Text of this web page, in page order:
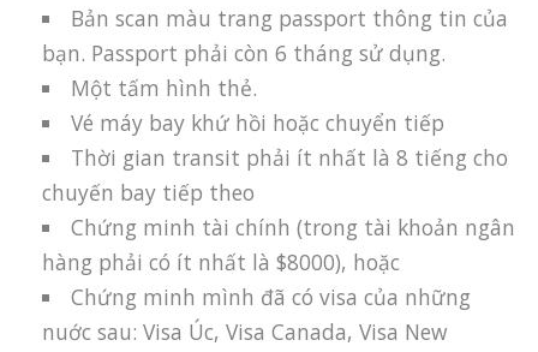
Bản scan màu trang passport thông tin của
bạn. Passport phải còn 6 tháng sử dụng.
Một tấm hình thẻ.
Vé máy bay khứ hồi hoặc chuyển tiếp
Thời gian transit phải ít nhất là 8 tiếng cho
chuyến bay tiếp theo
Chứng minh tài chính (trong tài khoản ngân
hàng phải có ít nhất là $8000), hoặc
Chứng minh mình đã có visa của những
nuớc sau: Visa Úc, Visa Canada, Visa New